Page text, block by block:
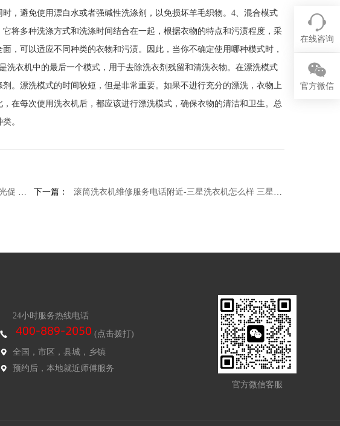
，避免使用漂白水或者强碱性洗涤剂，以免损坏羊毛织物。4、混合模式
将多种洗涤方式和洗涤时间结合在一起，根据衣物的特点和污渍程度，采
，可以适应不同种类的衣物和污渍。因此，当你不确定使用哪种模式时，
洗衣机中的最后一个模式，用于去除洗衣剂残留和清洗衣物。在漂洗模式
。漂洗模式的时间较短，但是非常重要。如果不进行充分的漂洗，衣物上
在每次使用洗衣机后，都应该进行漂洗模式，确保衣物的清洁和卫生。总
。
油抢 下一篇： 滚筒洗衣机维修服务电话附近-三星洗衣机怎么样 三星洗衣机推荐
24小时服务热线电话
(点击拨打)
全国，市区，县城，乡镇
预约后，本地就近师傅服务
官方微信客服
在线咨询
官方微信